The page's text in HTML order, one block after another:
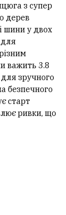
з супер
дерев
шини у двох
важить 3.8
зручного
безпечного
старт
ривки, що